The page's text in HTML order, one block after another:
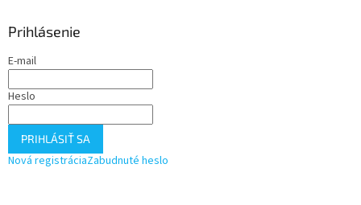
Prihlásenie
E-mail
Heslo
PRIHLÁSIŤ SA
Nová registráciaZabudnuté heslo